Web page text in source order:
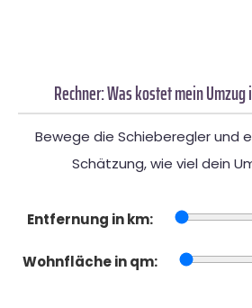
Rechner: Was kostet mein
Bewege die Schieberegler und
Schätzung, wie viel dein
Entfernung in km:
Wohnfläche in qm: